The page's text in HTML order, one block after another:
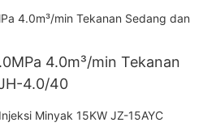
4.0m³/min Tekanan
4.0/40